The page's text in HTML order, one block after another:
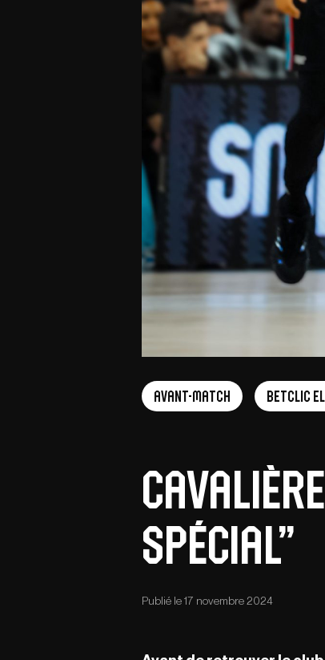
Avant-Match Betclic
spécial”
Publié le 17 novembre 2024